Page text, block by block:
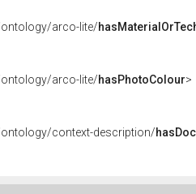
arco-lite/
arco-lite/hasPhotoColour>
context-description/